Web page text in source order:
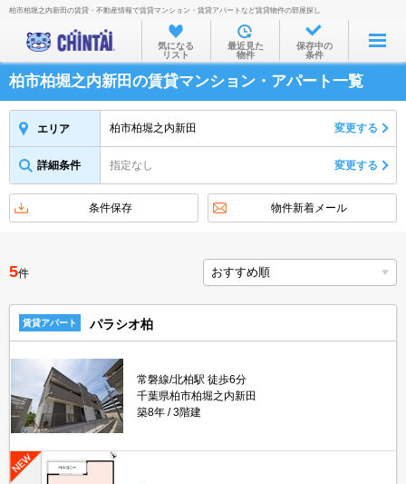
お部屋を探す
沿線・駅から
住所から
家賃相場から
物件特集から
不動産会社から
TOP
柏市柏堀之内新田の賃貸・不動産情報で賃貸マンション・賃貸アパートなど賃貸物件の部屋探し
気になる
リスト
最近見た
物件
保存中の
条件
柏市柏堀之内新田の賃貸マンション・アパート一覧
エリア 柏市柏堀之内新田 変更する
詳細条件 指定なし 変更する
条件保存 物件新着メール
5件
賃貸アパート パラシオ柏
常磐線/北柏駅 徒歩6分
千葉県柏市柏堀之内新田
築8年
3階建